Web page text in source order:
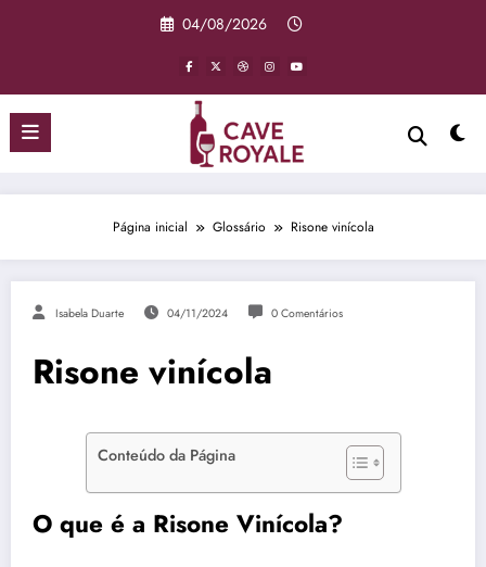
04/08/2026
Página inicial Glossário Risone vinícola
Isabela Duarte 04/11/2024 0 Comentários
Risone vinícola
Conteúdo da Página
O que é a Risone Vinícola?